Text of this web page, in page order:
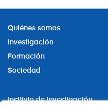
Quiénes somos
Investigación
Formación
Sociedad
Instituto de Investigación